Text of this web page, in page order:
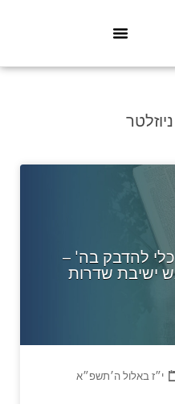
ניוזלטר
להדבק בה' –
ישיבת שדרות
י״ז באלול ה׳תשפ״א